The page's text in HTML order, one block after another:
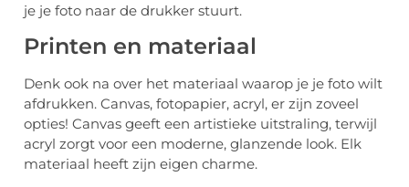
je je foto naar de drukker stuurt.
Printen en materiaal
Denk ook na over het materiaal waarop je je foto wilt
afdrukken. Canvas, fotopapier, acryl, er zijn zoveel
opties! Canvas geeft een artistieke uitstraling, terwijl
acryl zorgt voor een moderne, glanzende look. Elk
materiaal heeft zijn eigen charme.